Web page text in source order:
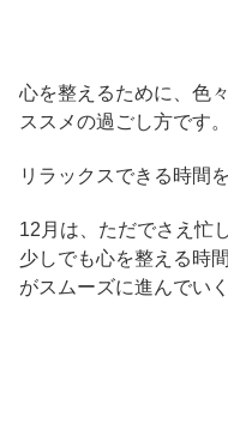
心を整えるために、色
ススメの過ごし方です。
リラックスできる時間
12月は、ただでさえ忙
少しでも心を整える時
がスムーズに進んでい